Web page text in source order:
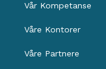
Vår Kompetanse
Våre Kontorer
Våre Partnere